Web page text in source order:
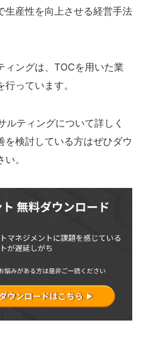
生産性を向上させる経営手法
ィングは、TOCを用いた業
っています。
ルティングについて詳しく
検討している方はぜひダウ
。